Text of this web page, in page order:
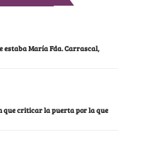
estaba María Fda. Carrascal,
que criticar la puerta por la que